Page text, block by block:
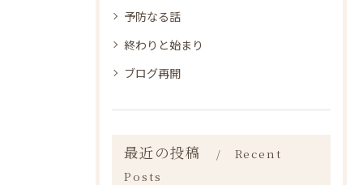
予防なる話
終わりと始まり
ブログ再開
最近の投稿
Recent
Posts